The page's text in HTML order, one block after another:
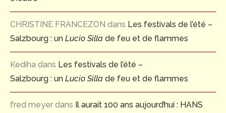
CHRISTINE FRANCEZON dans Les festivals de l’été –
Salzbourg : un Lucio Silla de feu et de flammes
Kediha dans Les festivals de l’été –
Salzbourg : un Lucio Silla de feu et de flammes
fred meyer dans Il aurait 100 ans aujourd’hui : HANS